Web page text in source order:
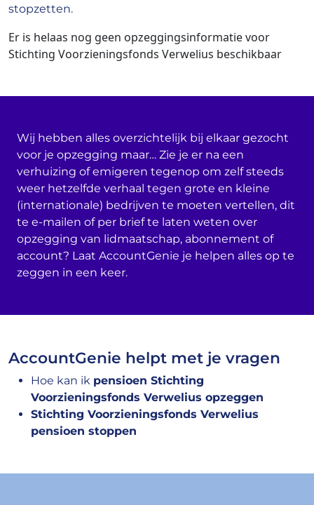
stopzetten.
Er is helaas nog geen opzeggingsinformatie voor
Stichting Voorzieningsfonds Verwelius beschikbaar
Wij hebben alles overzichtelijk bij elkaar gezocht
voor je opzegging maar… Zie je er na een
verhuizing of emigeren tegenop om zelf steeds
weer hetzelfde verhaal tegen grote en kleine
(internationale) bedrijven te moeten vertellen, dit
te e-mailen of per brief te laten weten over
opzegging van lidmaatschap, abonnement of
account? Laat AccountGenie je helpen alles op te
zeggen in een keer.
AccountGenie helpt met je vragen
Hoe kan ik pensioen Stichting
Voorzieningsfonds Verwelius opzeggen
Stichting Voorzieningsfonds Verwelius
pensioen stoppen